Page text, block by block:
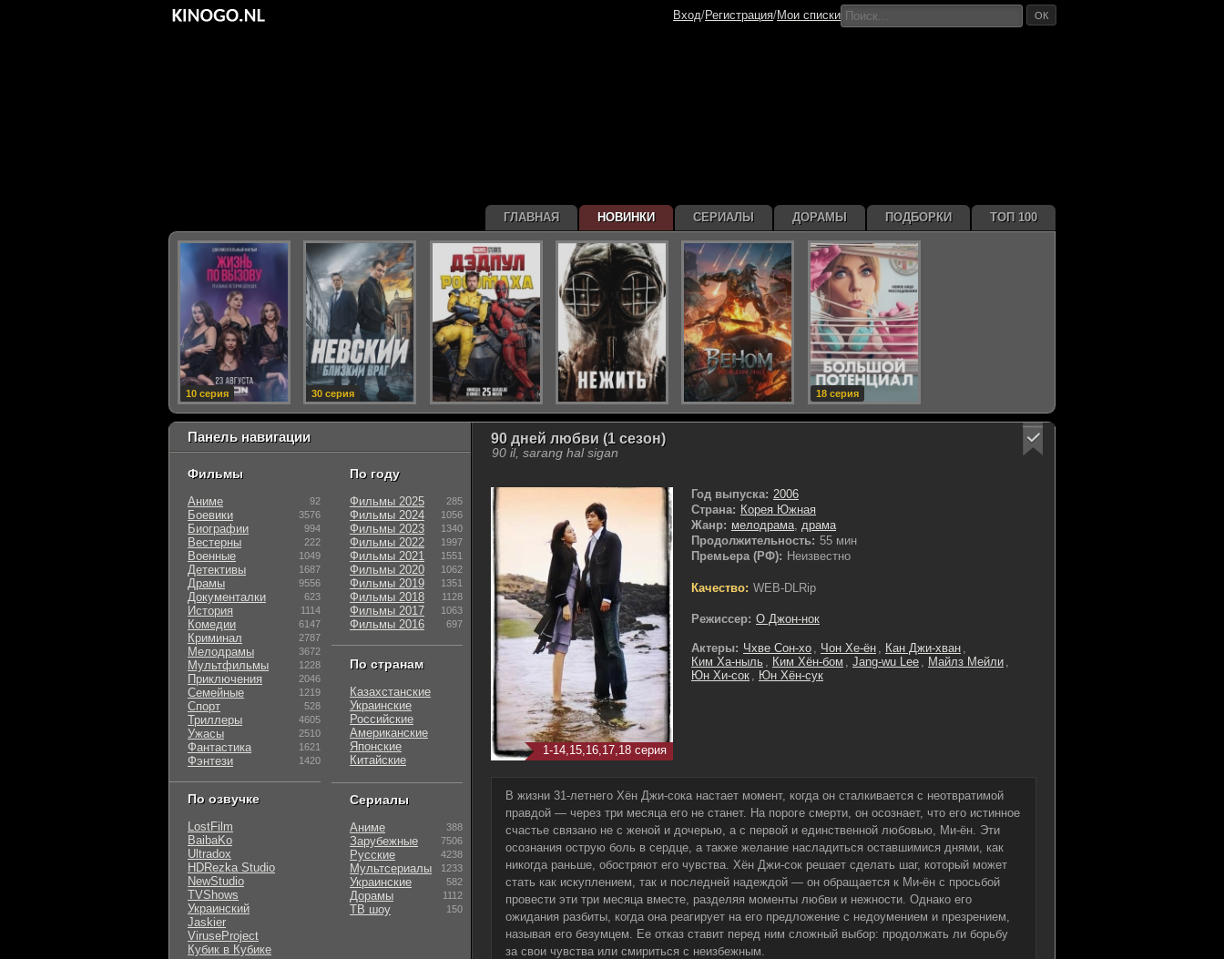
90 дней любви (1 сезон)
90 il, sarang hal sigan
1-14,15,16,17,18 серия
Год выпуска: 2006
Страна: Корея Южная
Жанр: мелодрама, драма
Продолжительность: 55 мин
Премьера (РФ): Неизвестно
Качество: WEB-DLRip
Режиссер: О Джон-нок
Актеры: Чхве Сон-хо , Чон Хе-ён , Кан Джи-хван ,
Ким Ха-ныль , Ким Хён-бом , Jang-wu Lee , Майлз Мейли ,
Юн Хи-сок , Юн Хён-сук
В жизни 31-летнего Хён Джи-сока настает момент, когда он сталкивается с неотвратимой
правдой — через три месяца его не станет. На пороге смерти, он осознает, что его истинное
счастье связано не с женой и дочерью, а с первой и единственной любовью, Ми-ён. Эти
осознания острую боль в сердце, а также желание насладиться оставшимися днями, как
никогда раньше, обостряют его чувства. Хён Джи-сок решает сделать шаг, который может
стать как искуплением, так и последней надеждой — он обращается к Ми-ён с просьбой
провести эти три месяца вместе, разделяя моменты любви и нежности. Однако его
ожидания разбиты, когда она реагирует на его предложение с недоумением и презрением,
называя его безумцем. Ее отказ ставит перед ним сложный выбор: продолжать ли борьбу
за свои чувства или смириться с неизбежным.
Панель навигации
Фильмы
Аниме 92
Боевики 3576
Биографии 994
Вестерны 222
Военные 1049
Детективы 1687
Драмы 9556
Документалки 623
История 1114
Комедии 6147
Криминал 2787
Мелодрамы 3672
Мультфильмы 1228
Приключения 2046
Семейные 1219
Спорт 528
Триллеры 4605
Ужасы 2510
Фантастика 1621
Фэнтези 1420
По озвучке
LostFilm
BaibaKo
Ultradox
HDRezka Studio
NewStudio
TVShows
Украинский
Jaskier
ViruseProject
Кубик в Кубике
По году
Фильмы 2025 285
Фильмы 2024 1056
Фильмы 2023 1340
Фильмы 2022 1997
Фильмы 2021 1551
Фильмы 2020 1062
Фильмы 2019 1351
Фильмы 2018 1128
Фильмы 2017 1063
Фильмы 2016 697
По странам
Казахстанские
Украинские
Российские
Американские
Японские
Китайские
Сериалы
Аниме 388
Зарубежные 7506
Русские 4238
Мультсериалы 1233
Украинские 582
Дорамы 1112
ТВ шоу 150
ГЛАВНАЯ НОВИНКИ СЕРИАЛЫ ДОРАМЫ ПОДБОРКИ ТОП 100
10 серия 30 серия 18 серия
Вход/Регистрация/Мои списки ОК